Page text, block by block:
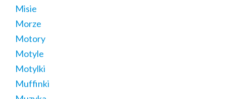
Misie
Morze
Motory
Motyle
Motylki
Muffinki